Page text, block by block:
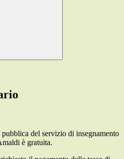
del servizio di insegnamento
è gratuita.